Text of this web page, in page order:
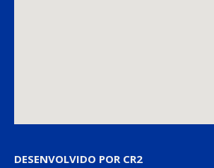
DESENVOLVIDO POR CR2